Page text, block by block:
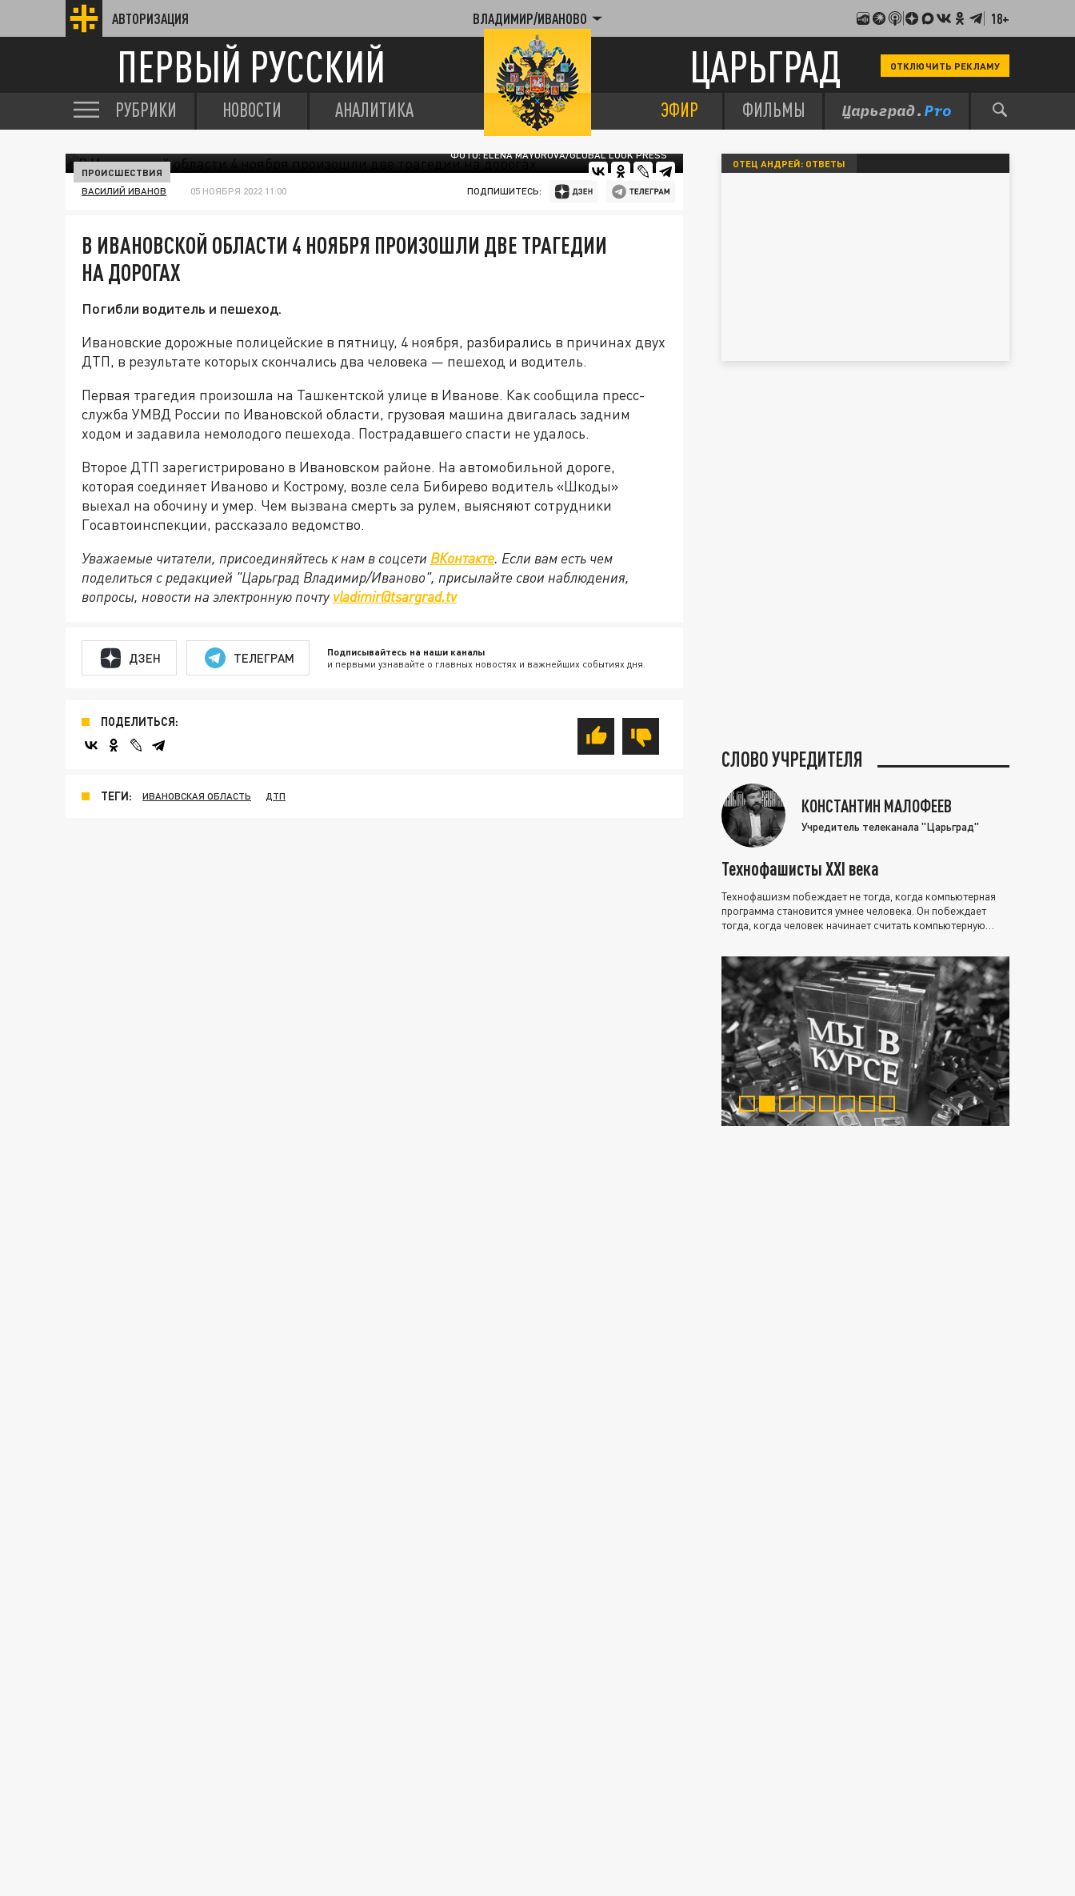
АВТОРИЗАЦИЯ ВЛАДИМИР/ИВАНОВО 18+
ПЕРВЫЙ РУССКИЙ ЦАРЬГРАД ОТКЛЮЧИТЬ РЕКЛАМУ
РУБРИКИ НОВОСТИ АНАЛИТИКА ЭФИР ФИЛЬМЫ
ФОТО: ELENA MAYOROVA/GLOBAL LOOK PRESS
ПРОИСШЕСТВИЯ
ВАСИЛИЙ ИВАНОВ 05 НОЯБРЯ 2022 11:00 ПОДПИШИТЕСЬ:
В ИВАНОВСКОЙ ОБЛАСТИ 4 НОЯБРЯ ПРОИЗОШЛИ ДВЕ ТРАГЕДИИ
НА ДОРОГАХ
Погибли водитель и пешеход.
Ивановские дорожные полицейские в пятницу, 4 ноября, разбирались в причинах двух
ДТП, в результате которых скончались два человека — пешеход и водитель.
Первая трагедия произошла на Ташкентской улице в Иванове. Как сообщила пресс-
служба УМВД России по Ивановской области, грузовая машина двигалась задним
ходом и задавила немолодого пешехода. Пострадавшего спасти не удалось.
Второе ДТП зарегистрировано в Ивановском районе. На автомобильной дороге,
которая соединяет Иваново и Кострому, возле села Бибирево водитель «Шкоды»
выехал на обочину и умер. Чем вызвана смерть за рулем, выясняют сотрудники
Госавтоинспекции, рассказало ведомство.
Уважаемые читатели, присоединяйтесь к нам в соцсети ВКонтакте. Если вам есть чем
поделиться с редакцией "Царьград Владимир/Иваново", присылайте свои наблюдения,
вопросы, новости на электронную почту vladimir@tsargrad.tv
ДЗЕН ТЕЛЕГРАМ Подписывайтесь на наши каналы
и первыми узнавайте о главных новостях и важнейших событиях дня.
ПОДЕЛИТЬСЯ:
ТЕГИ: ИВАНОВСКАЯ ОБЛАСТЬ ДТП
ОТЕЦ АНДРЕЙ: ОТВЕТЫ
СЛОВО УЧРЕДИТЕЛЯ
КОНСТАНТИН МАЛОФЕЕВ
Учредитель телеканала "Царьград"
Технофашисты XXI века
Технофашизм побеждает не тогда, когда компьютерная
программа становится умнее человека. Он побеждает
тогда, когда человек начинает считать компьютерную